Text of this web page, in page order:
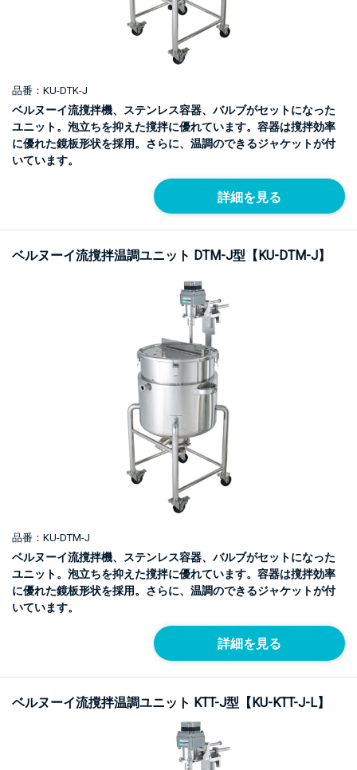
品番：KU-DTK-J
ベルヌーイ流撹拌機、ステンレス容器、バルブがセットになった
ユニット。泡立ちを抑えた撹拌に優れています。容器は撹拌効率
に優れた鏡板形状を採用。さらに、温調のできるジャケットが付
いています。
詳細を見る
ベルヌーイ流撹拌温調ユニット DTM-J型【KU-DTM-J】
品番：KU-DTM-J
ベルヌーイ流撹拌機、ステンレス容器、バルブがセットになった
ユニット。泡立ちを抑えた撹拌に優れています。容器は撹拌効率
に優れた鏡板形状を採用。さらに、温調のできるジャケットが付
いています。
詳細を見る
ベルヌーイ流撹拌温調ユニット KTT-J型【KU-KTT-J-L】